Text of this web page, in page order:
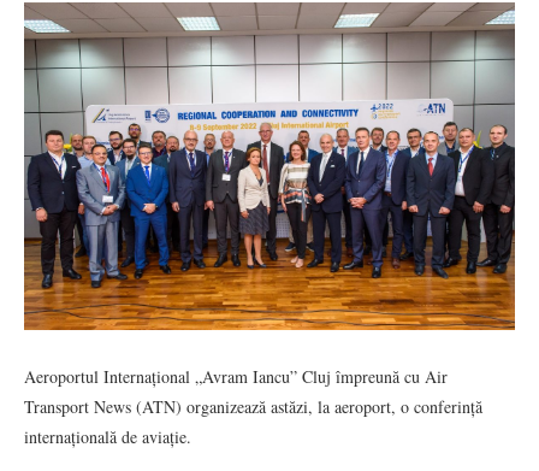
Aeroportul Internațional „Avram Iancu” Cluj împreună cu Air
Transport News (ATN) organizează astăzi, la aeroport, o conferință
internațională de aviație.